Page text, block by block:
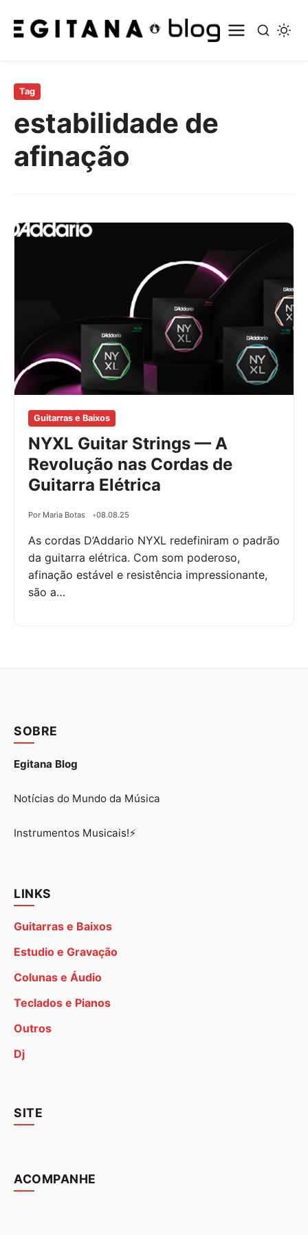
para
conteúdo
principal
Tag
estabilidade de
afinação
Guitarras e Baixos
NYXL Guitar Strings — A
Revolução nas Cordas de
Guitarra Elétrica
Por Maria Botas 08.08.25
As cordas D’Addario NYXL redefiniram o padrão
da guitarra elétrica. Com som poderoso,
afinação estável e resistência impressionante,
são a…
SOBRE
Egitana Blog
Notícias do Mundo da Música
Instrumentos Musicais!⚡
LINKS
Guitarras e Baixos
Estudio e Gravação
Colunas e Áudio
Teclados e Pianos
Outros
Dj
SITE
ACOMPANHE